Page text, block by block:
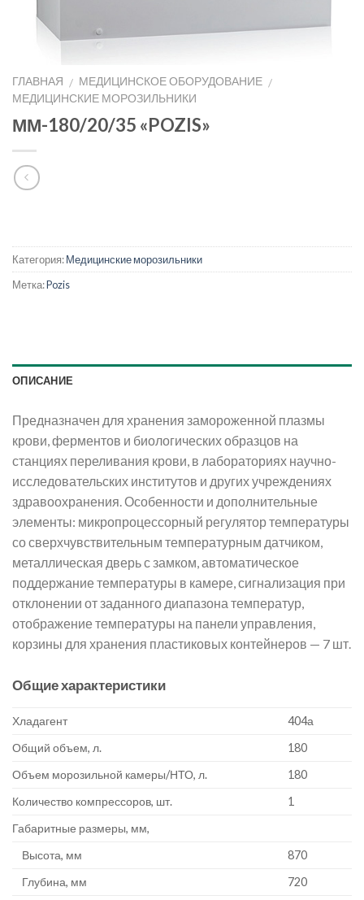
ГЛАВНАЯ / МЕДИЦИНСКОЕ ОБОРУДОВАНИЕ /
МЕДИЦИНСКИЕ МОРОЗИЛЬНИКИ
ММ-180/20/35 «POZIS»
Категория:Медицинские морозильники
Метка:Pozis
ОПИСАНИЕ
Предназначен для хранения замороженной плазмы
крови, ферментов и биологических образцов на
станциях переливания крови, в лабораториях научно-
исследовательских институтов и других учреждениях
здравоохранения. Особенности и дополнительные
элементы: микропроцессорный регулятор температуры
со сверхчувствительным температурным датчиком,
металлическая дверь с замком, автоматическое
поддержание температуры в камере, сигнализация при
отклонении от заданного диапазона температур,
отображение температуры на панели управления,
корзины для хранения пластиковых контейнеров — 7 шт.
Общие характеристики
Хладагент
404а
Общий объем, л.
180
Объем морозильной камеры/НТО, л.
180
Количество компрессоров, шт.
1
Габаритные размеры, мм,
Высота, мм
870
Глубина, мм
720